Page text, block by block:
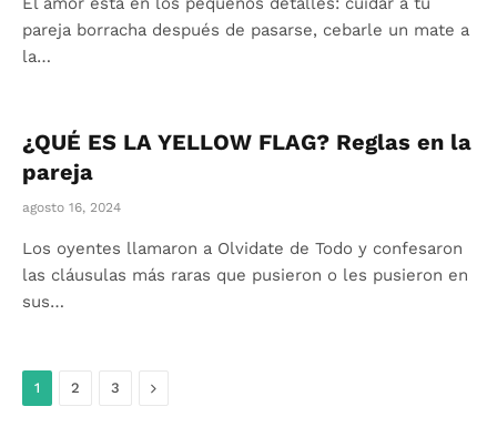
pareja borracha después de pasarse, cebarle un mate a
la…
¿QUÉ ES LA YELLOW FLAG? Reglas en la
pareja
agosto 16, 2024
Los oyentes llamaron a Olvidate de Todo y confesaron
las cláusulas más raras que pusieron o les pusieron en
sus…
1 2 3 Siguiente